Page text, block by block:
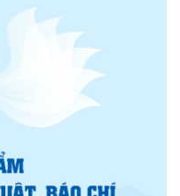
Đắk Lắk nhiệm kỳ
Đại hội lần thứ I,